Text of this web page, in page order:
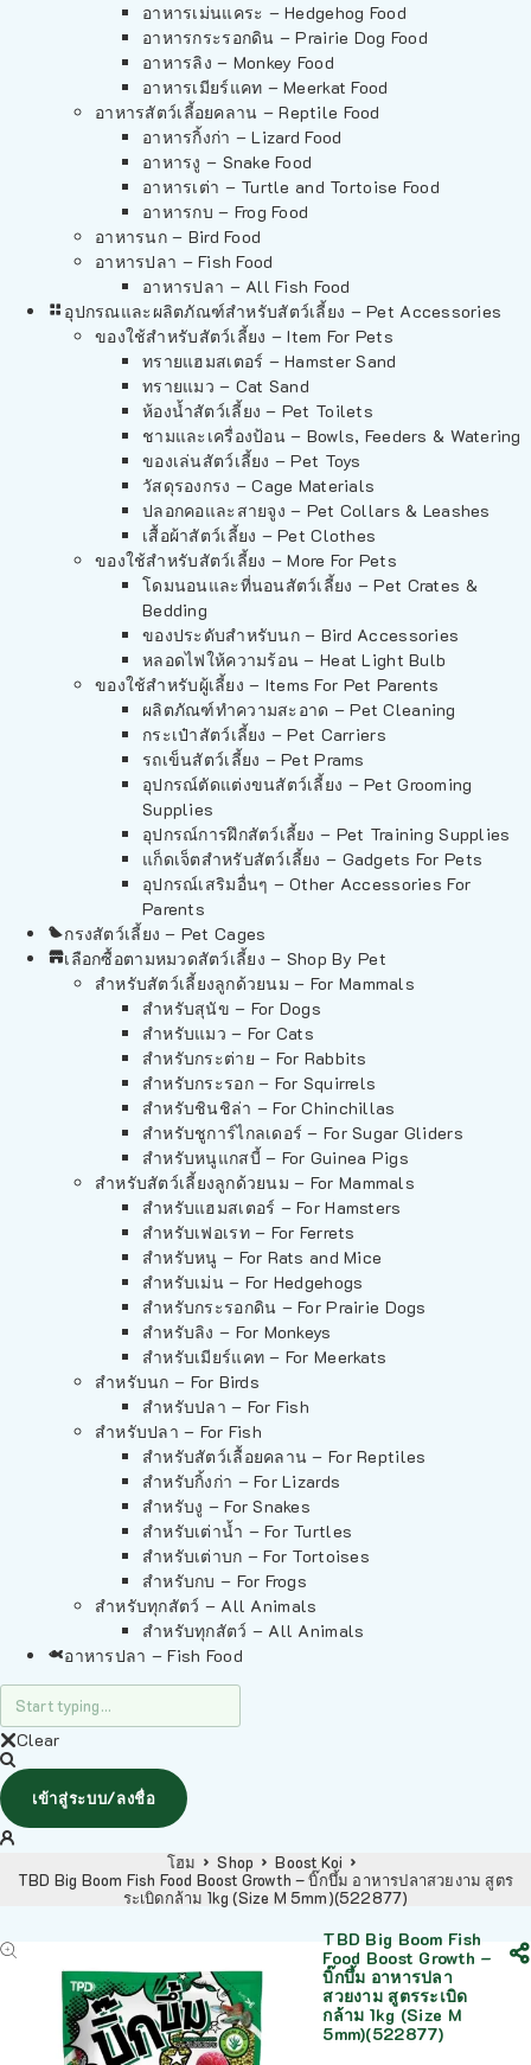
อาหารเม่นแคระ – Hedgehog Food
อาหารกระรอกดิน – Prairie Dog Food
อาหารลิง – Monkey Food
อาหารเมียร์แคท – Meerkat Food
อาหารสัตว์เลี้อยคลาน – Reptile Food
อาหารกิ้งก่า – Lizard Food
อาหารงู – Snake Food
อาหารเต่า – Turtle and Tortoise Food
อาหารกบ – Frog Food
อาหารนก – Bird Food
อาหารปลา – Fish Food
อาหารปลา – All Fish Food
อุปกรณและผลิตภัณฑ์สำหรับสัตว์เลี้ยง – Pet Accessories
ของใช้สำหรับสัตว์เลี้ยง – Item For Pets
ทรายแฮมสเตอร์ – Hamster Sand
ทรายแมว – Cat Sand
ห้องน้ำสัตว์เลี้ยง – Pet Toilets
ชามและเครื่องป้อน – Bowls, Feeders & Watering
ของเล่นสัตว์เลี้ยง – Pet Toys
วัสดุรองกรง – Cage Materials
ปลอกคอและสายจูง – Pet Collars & Leashes
เสื้อผ้าสัตว์เลี้ยง – Pet Clothes
ของใช้สำหรับสัตว์เลี้ยง – More For Pets
โดมนอนและที่นอนสัตว์เลี้ยง – Pet Crates &
Bedding
ของประดับสำหรับนก – Bird Accessories
หลอดไฟให้ความร้อน – Heat Light Bulb
ของใช้สำหรับผู้เลี้ยง – Items For Pet Parents
ผลิตภัณฑ์ทำความสะอาด – Pet Cleaning
กระเป๋าสัตว์เลี้ยง – Pet Carriers
รถเข็นสัตว์เลี้ยง – Pet Prams
อุปกรณ์ตัดแต่งขนสัตว์เลี้ยง – Pet Grooming
Supplies
อุปกรณ์การฝึกสัตว์เลี้ยง – Pet Training Supplies
แก็ดเจ็ตสำหรับสัตว์เลี้ยง – Gadgets For Pets
อุปกรณ์เสริมอื่นๆ – Other Accessories For
Parents
กรงสัตว์เลี้ยง – Pet Cages
เลือกซื้อตามหมวดสัตว์เลี้ยง – Shop By Pet
สำหรับสัตว์เลี้ยงลูกด้วยนม – For Mammals
สำหรับสุนัข – For Dogs
สำหรับแมว – For Cats
สำหรับกระต่าย – For Rabbits
สำหรับกระรอก – For Squirrels
สำหรับชินชิล่า – For Chinchillas
สำหรับชูการ์ไกลเดอร์ – For Sugar Gliders
สำหรับหนูแกสบี้ – For Guinea Pigs
สำหรับสัตว์เลี้ยงลูกด้วยนม – For Mammals
สำหรับแฮมสเตอร์ – For Hamsters
สำหรับเฟอเรท – For Ferrets
สำหรับหนู – For Rats and Mice
สำหรับเม่น – For Hedgehogs
สำหรับกระรอกดิน – For Prairie Dogs
สำหรับลิง – For Monkeys
สำหรับเมียร์แคท – For Meerkats
สำหรับนก – For Birds
สำหรับปลา – For Fish
สำหรับปลา – For Fish
สำหรับสัตว์เลื้อยคลาน – For Reptiles
สำหรับกิ้งก่า – For Lizards
สำหรับงู – For Snakes
สำหรับเต่าน้ำ – For Turtles
สำหรับเต่าบก – For Tortoises
สำหรับกบ – For Frogs
สำหรับทุกสัตว์ – All Animals
สำหรับทุกสัตว์ – All Animals
อาหารปลา – Fish Food
Clear
เข้าสู่ระบบ/ลงชื่อ
โฮม Shop
Boost Koi
TBD Big Boom Fish Food Boost Growth – บิ๊กบึ้ม อาหารปลาสวยงาม สูตร
ระเบิดกล้าม 1kg (Size M 5mm)(522877)
TBD Big Boom Fish
Food Boost Growth –
บิ๊กบึ้ม อาหารปลา
สวยงาม สูตรระเบิด
กล้าม 1kg (Size M
5mm)(522877)